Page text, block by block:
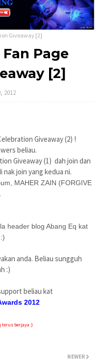
Giveaway [2]
Page
[2]
2012
Giveaway (2) !
beliau.
Giveaway (1) dah join dan
nak join yang kedua ni.
MAHER ZAIN (FORGIVE
header blog Abang Eq kat
anda. Beliau sungguh
:)
beliau kat
2012
terus berjaya :)
NEWER